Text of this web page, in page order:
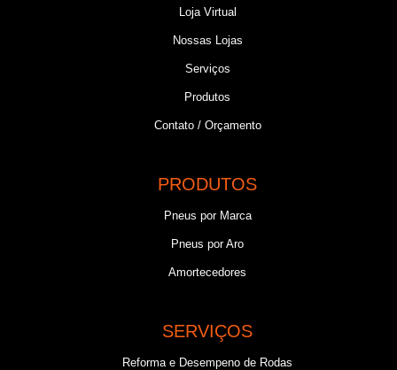
Loja Virtual
Nossas Lojas
Serviços
Produtos
Contato / Orçamento
PRODUTOS
Pneus por Marca
Pneus por Aro
Amortecedores
SERVIÇOS
Reforma e Desempeno de Rodas